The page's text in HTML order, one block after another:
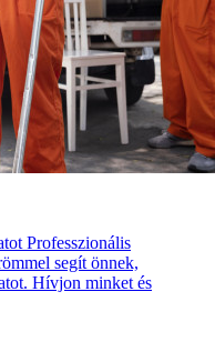
Professzionális
segít önnek,
Hívjon minket és